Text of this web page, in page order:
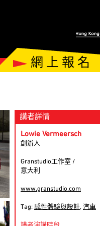
網 上 報 名
講者詳情
Lowie Vermeersch
創辦人
Granstudio工作室 /
意大利
www.granstudio.com
Tag:感性體驗與設計, 汽車